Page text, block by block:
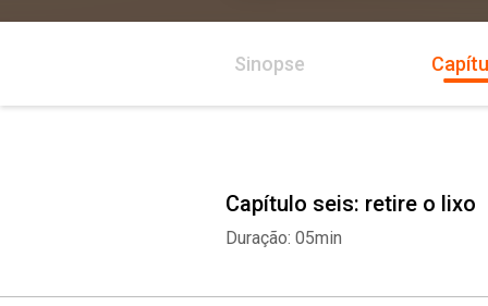
Sinopse
Capítulo seis: retire o lixo
Duração: 05min